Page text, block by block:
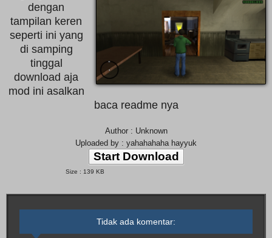
dengan
tampilan keren
seperti ini yang
di samping
tinggal
download aja
mod ini asalkan
baca readme nya
Author : Unknown
Uploaded by : yahahahaha hayyuk
Start Download
Size : 139 KB
Tidak ada komentar: